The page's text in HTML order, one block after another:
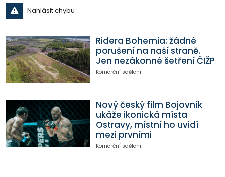
Nahlásit chybu
Ridera Bohemia: žádné
porušení na naší straně.
Jen nezákonné šetření ČIŽP
Komerční sdělení
Nový český film Bojovník
ukáže ikonická místa
Ostravy, místní ho uvidí
mezi prvními
Komerční sdělení